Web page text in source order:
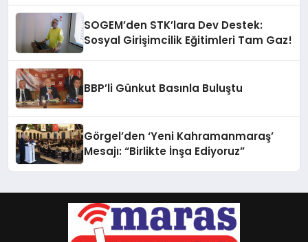
SOGEM’den STK’lara Dev Destek:
Sosyal Girişimcilik Eğitimleri Tam Gaz!
BBP’li Günkut Basınla Buluştu
Görgel’den ‘Yeni Kahramanmaraş’
Mesajı: “Birlikte İnşa Ediyoruz”